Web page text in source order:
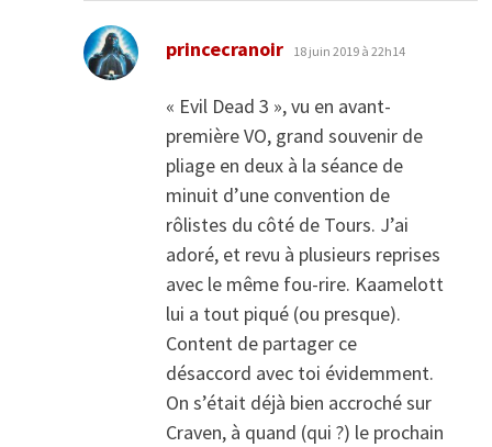
princecranoir dit :
18 juin 2019 à 22h14
« Evil Dead 3 », vu en avant-
première VO, grand souvenir de
pliage en deux à la séance de
minuit d’une convention de
rôlistes du côté de Tours. J’ai
adoré, et revu à plusieurs reprises
avec le même fou-rire. Kaamelott
lui a tout piqué (ou presque).
Content de partager ce
désaccord avec toi évidemment.
On s’était déjà bien accroché sur
Craven, à quand (qui ?) le prochain